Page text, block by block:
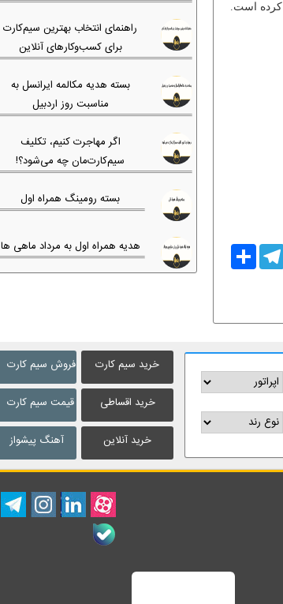
کرده است.
اشتراک
راهنمای انتخاب بهترین سیم‌کارت
برای کسب‌وکارهای آنلاین
بسته هدیه مکالمه ایرانسل به
مناسبت روز اردبیل
اگر مهاجرت کنیم، تکلیف
سیم‌کارت‌مان چه می‌شود؟!
بسته رومینگ همراه اول
هدیه همراه اول به مرداد ماهی ها
فروش سیم کارت
قیمت سیم کارت
آهنگ پیشواز
خرید سیم کارت
خرید اقساطی
خرید آنلاین